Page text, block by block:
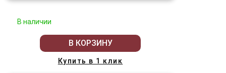
В наличии
В КОРЗИНУ
Купить в 1 клик